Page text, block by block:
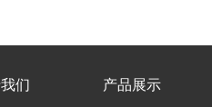
们 产品展示